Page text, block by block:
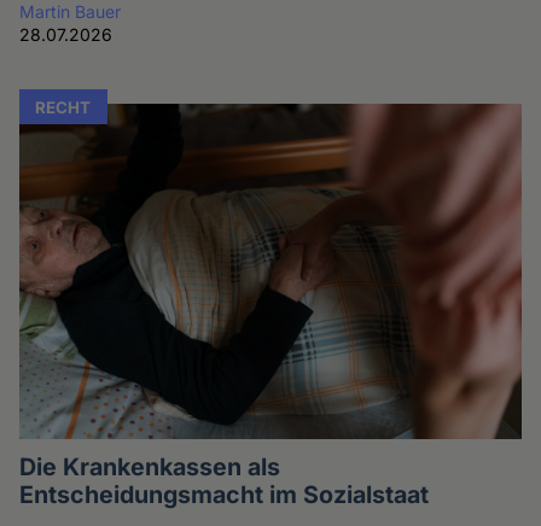
Martin Bauer
28.07.2026
RECHT
Die Krankenkassen als
Entscheidungsmacht im Sozialstaat